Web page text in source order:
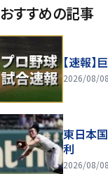
おすすめの記事
【速報】
2026/08/
東日本
利
2026/08/